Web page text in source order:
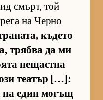
смърт, той
на Черно
къ­дето
трябва да ми
не­щас­тна
те­а­тър […]:
на един мо­гъщ